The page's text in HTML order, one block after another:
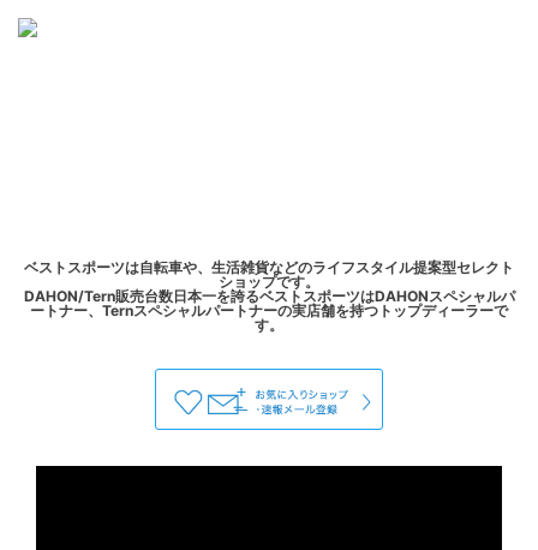
ベストスポーツは自転車や、生活雑貨などのライフスタイル提案型セレクト
ショップです。
DAHON/Tern販売台数日本一を誇るベストスポーツはDAHONスペシャルパ
ートナー、Ternスペシャルパートナーの実店舗を持つトップディーラーで